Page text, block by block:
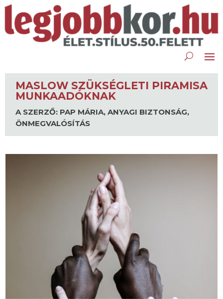
MASLOW SZÜKSÉGLETI PIRAMISA
MUNKAADÓKNAK
A SZERZŐ: PAP MÁRIA, ANYAGI BIZTONSÁG,
ÖNMEGVALÓSÍTÁS